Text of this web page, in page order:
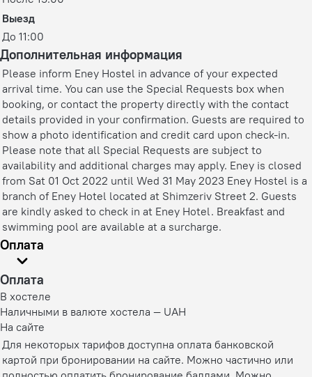
Выезд
До 11:00
Дополнительная информация
Please inform Eney Hostel in advance of your expected
arrival time. You can use the Special Requests box when
booking, or contact the property directly with the contact
details provided in your confirmation. Guests are required to
show a photo identification and credit card upon check-in.
Please note that all Special Requests are subject to
availability and additional charges may apply. Eney is closed
from Sat 01 Oct 2022 until Wed 31 May 2023 Eney Hostel is a
branch of Eney Hotel located at Shimzeriv Street 2. Guests
are kindly asked to check in at Eney Hotel. Breakfast and
swimming pool are available at a surcharge.
Оплата
Оплата
В хостеле
Наличными в валюте хостела — UAH
На сайте
Для некоторых тарифов доступна оплата банковской
картой при бронировании на сайте. Можно частично или